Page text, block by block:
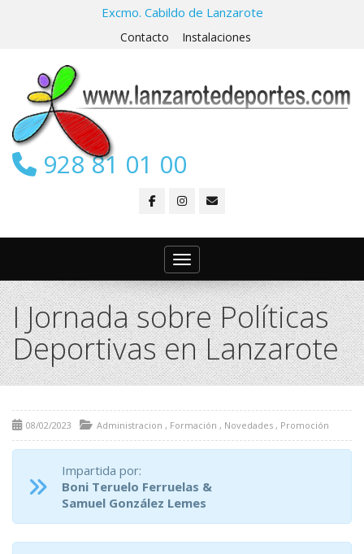
Excmo. Cabildo de Lanzarote
Contacto Instalaciones
928 81 01 00
Toggle navigation
I Jornada sobre Políticas
Deportivas en Lanzarote
08/02/2023 Administracion , Formación , Novedades , Promoción
Impartida por:
Boni Teruelo Ferruelas &
Samuel González Lemes